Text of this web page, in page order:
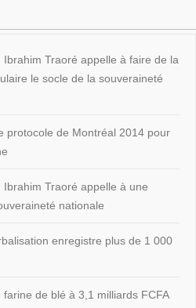
Traoré appelle à faire de la
le socle de la souveraineté
protocole de Montréal 2014 pour
Traoré appelle à une
nationale
enregistre plus de 1 000
de blé à 3,1 milliards FCFA